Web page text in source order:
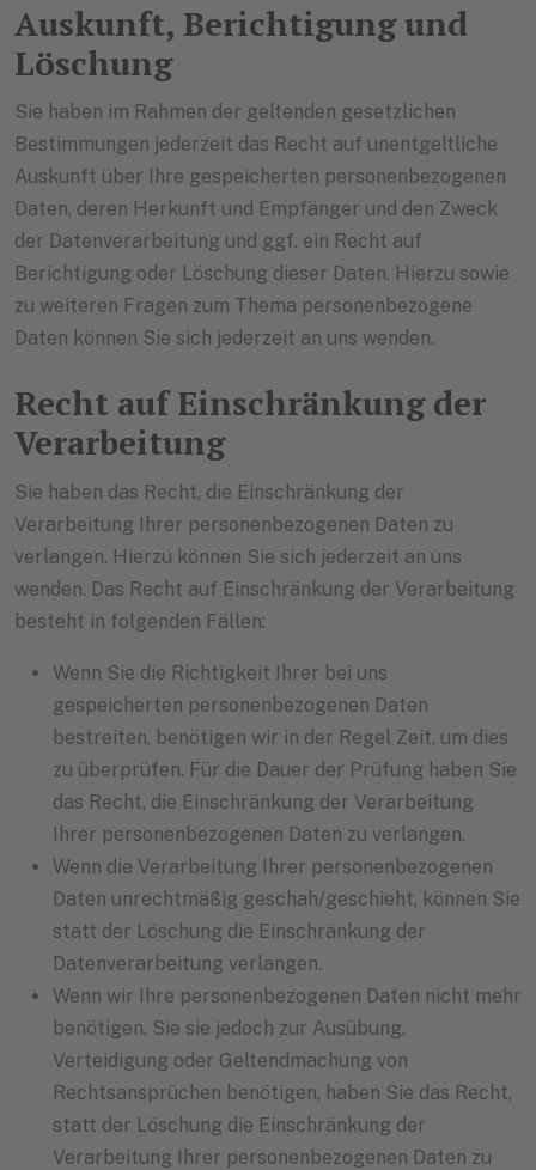
Auskunft, Berichtigung und
Löschung
Sie haben im Rahmen der geltenden gesetzlichen
Bestimmungen jederzeit das Recht auf unentgeltliche
Auskunft über Ihre gespeicherten personenbezogenen
Daten, deren Herkunft und Empfänger und den Zweck
der Datenverarbeitung und ggf. ein Recht auf
Berichtigung oder Löschung dieser Daten. Hierzu sowie
zu weiteren Fragen zum Thema personenbezogene
Daten können Sie sich jederzeit an uns wenden.
Recht auf Einschränkung der
Verarbeitung
Sie haben das Recht, die Einschränkung der
Verarbeitung Ihrer personenbezogenen Daten zu
verlangen. Hierzu können Sie sich jederzeit an uns
wenden. Das Recht auf Einschränkung der Verarbeitung
besteht in folgenden Fällen:
Wenn Sie die Richtigkeit Ihrer bei uns
gespeicherten personenbezogenen Daten
bestreiten, benötigen wir in der Regel Zeit, um dies
zu überprüfen. Für die Dauer der Prüfung haben Sie
das Recht, die Einschränkung der Verarbeitung
Ihrer personenbezogenen Daten zu verlangen.
Wenn die Verarbeitung Ihrer personenbezogenen
Daten unrechtmäßig geschah/geschieht, können Sie
statt der Löschung die Einschränkung der
Datenverarbeitung verlangen.
Wenn wir Ihre personenbezogenen Daten nicht mehr
benötigen, Sie sie jedoch zur Ausübung,
Verteidigung oder Geltendmachung von
Rechtsansprüchen benötigen, haben Sie das Recht,
statt der Löschung die Einschränkung der
Verarbeitung Ihrer personenbezogenen Daten zu